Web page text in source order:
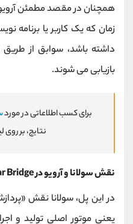
همچنان در مقصد مطمئن
زمان که یک کاربر یا برنامه
داشته باشد، سوابق از
بازیابی می ‌شوند.
برای کسب اطلاعاتی در مورد
نتایج، بر
نقش سولانا و آرویو در Solar Bridge
در این پل، سولانا نقش
یعنی موتور اصلی تولید و